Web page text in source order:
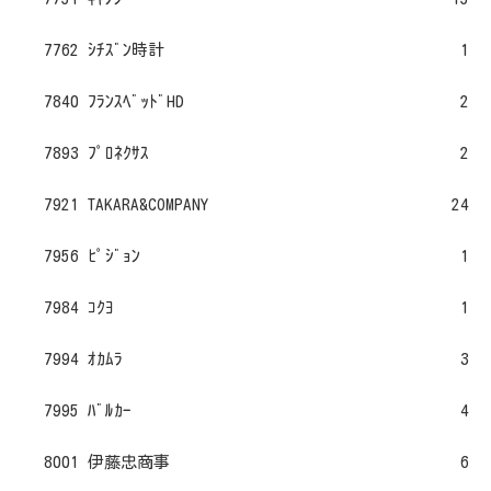
7762 ｼﾁｽﾞﾝ時計 1
7840 ﾌﾗﾝｽﾍﾞｯﾄﾞHD 2
7893 ﾌﾟﾛﾈｸｻｽ 2
7921 TAKARA&COMPANY 24
7956 ﾋﾟｼﾞｮﾝ 1
7984 ｺｸﾖ 1
7994 ｵｶﾑﾗ 3
7995 ﾊﾞﾙｶｰ 4
8001 伊藤忠商事 6